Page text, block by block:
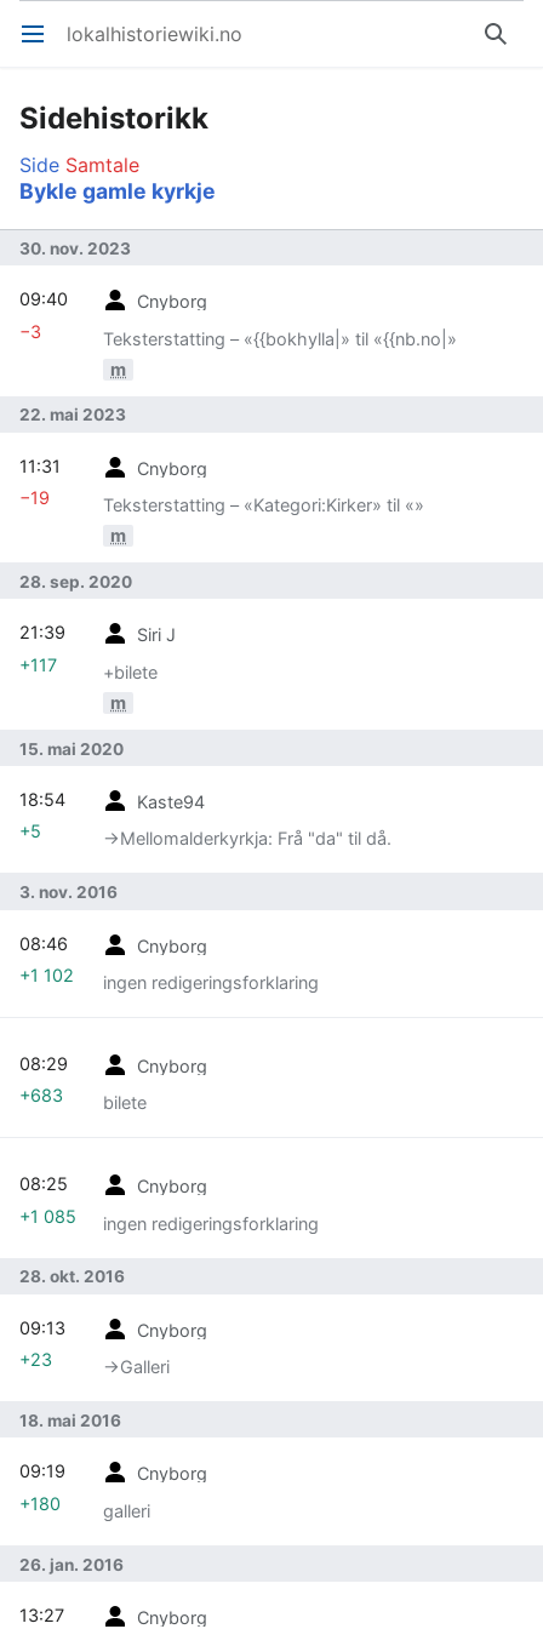
Åpne hovedmenyen lokalhistoriewiki.no Søk
Sidehistorikk
Side Samtale
Bykle gamle kyrkje
30. nov. 2023
Cnyborg
Teksterstatting – «{{bokhylla|» til «{{nb.no|»
m
09:40
−3
22. mai 2023
Cnyborg
Teksterstatting – «Kategori:Kirker» til «»
m
11:31
−19
28. sep. 2020
Siri J
+bilete
m
21:39
+117
15. mai 2020
Kaste94
→‎Mellomalderkyrkja: Frå "da" til då.
18:54
+5
3. nov. 2016
Cnyborg
ingen redigeringsforklaring
08:46
+1 102
Cnyborg
bilete
08:29
+683
Cnyborg
ingen redigeringsforklaring
08:25
+1 085
28. okt. 2016
Cnyborg
→‎Galleri
09:13
+23
18. mai 2016
Cnyborg
galleri
09:19
+180
26. jan. 2016
Cnyborg
13:27